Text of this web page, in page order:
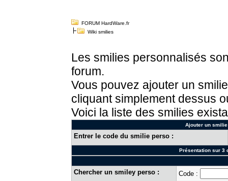
FORUM HardWare.fr
Wiki smilies
Les smilies personnalisés
forum.
Vous pouvez ajouter un
cliquant simplement dessus
Voici la liste des smilies
Ajouter un
Entrer le code du smilie perso :
Présentation sur 3
Chercher un smiley perso : Code :